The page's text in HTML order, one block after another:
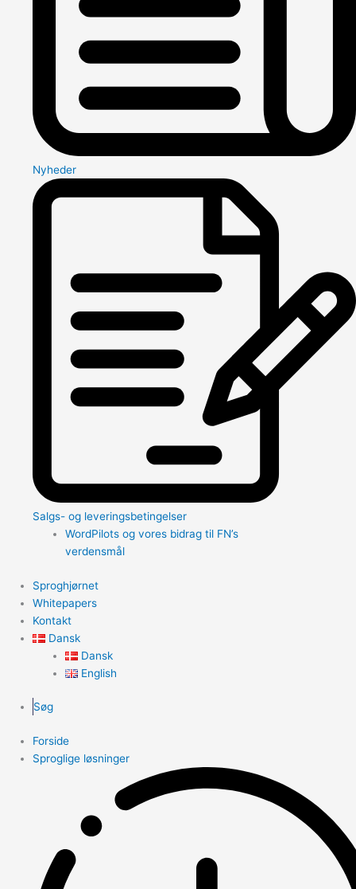
Nyheder
Salgs- og leveringsbetingelser
WordPilots og vores bidrag til FN’s
verdensmål
Sproghjørnet
Whitepapers
Kontakt
Dansk
Dansk
English
Søg
Forside
Sproglige løsninger